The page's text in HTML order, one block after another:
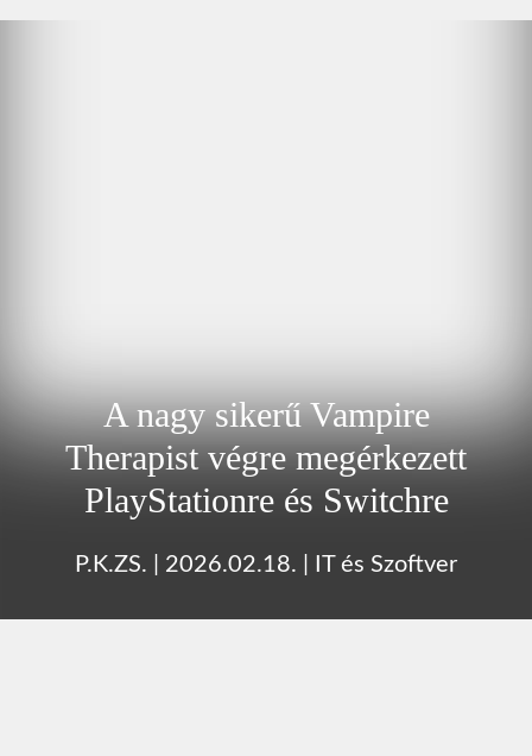
A nagy sikerű Vampire
Therapist végre megérkezett
PlayStationre és Switchre
P.K.ZS. 2026.02.18. IT és Szoftver